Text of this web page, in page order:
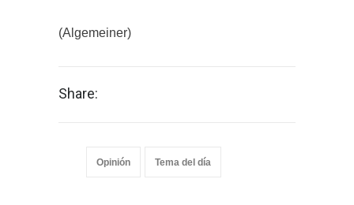
(Algemeiner)
Share:
Opinión Tema del día